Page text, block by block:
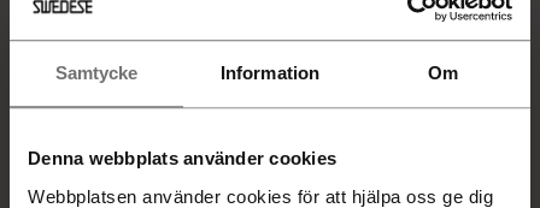
Samtycke Information Om
Denna webbplats använder cookies
Webbplatsen använder cookies för att hjälpa oss ge dig
84 100 SEK
Tyg, Camira Main Line Flax 12 Mordon